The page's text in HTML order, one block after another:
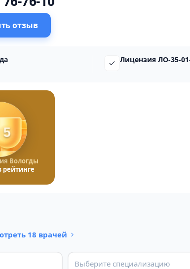
отзыв
Лицензия ЛО-35-
5
Вологды
рейтинге
18 врачей
Выберите специализацию